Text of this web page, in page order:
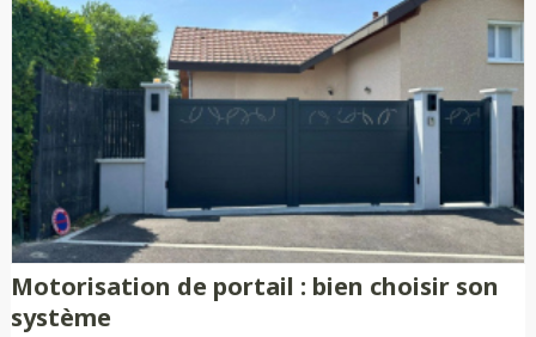
Motorisation de portail : bien choisir son
système